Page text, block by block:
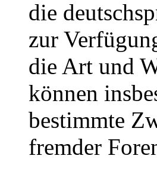
die
zur
die Art und
können
bestimmte
fremder